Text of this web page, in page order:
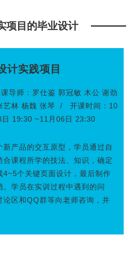
项目的毕业设计
计实践项目
导师：罗仕鉴 郭冠敏 木公 谢劲
艺林 杨魏 张琴 / 开课时间：10
日 19:30 ~11月06日 23:30
新产品的交互原型，学员通过自
合课程所学的技法、知识，确定
4~5个关键页面设计，最后制作
。学员在实训过程中遇到的问
论区和QQ群等向老师咨询，并